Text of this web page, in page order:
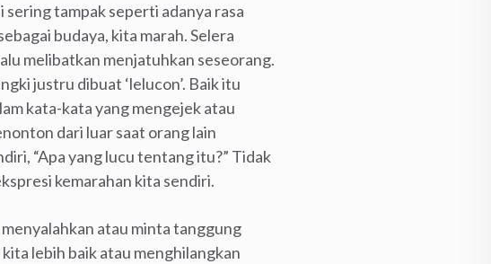
tampak seperti adanya rasa
budaya, kita marah. Selera
melibatkan menjatuhkan seseorang.
justru dibuat ‘lelucon’. Baik itu
kata-kata yang mengejek atau
dari luar saat orang lain
“Apa yang lucu tentang itu?” Tidak
kemarahan kita sendiri.
atau minta tanggung
lebih baik atau menghilangkan